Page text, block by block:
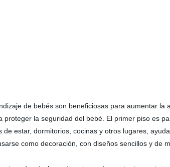
de bebés son beneficiosas para aumentar
la seguridad del bebé. El primer piso es
estar, dormitorios, cocinas y otros lugares,
como decoración, con diseños sencillos y de